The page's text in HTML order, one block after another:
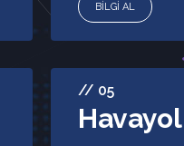
BİLGİ AL
// 05